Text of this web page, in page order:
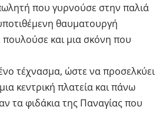
που γυρνούσε στην παλιά
θαυματουργή
και μια σκόνη που
τέχνασμα, ώστε να προσελκύει
κεντρική πλατεία και πάνω
τα φιδάκια της Παναγίας που